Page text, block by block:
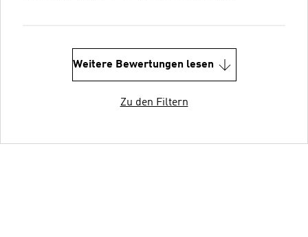
Weitere Bewertungen lesen
Zu den Filtern